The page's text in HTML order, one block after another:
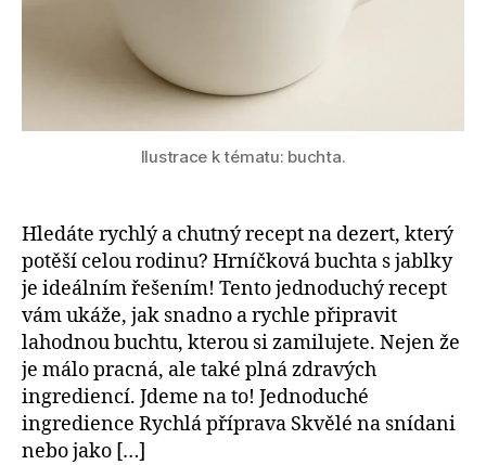
Ilustrace k tématu: buchta.
Hledáte rychlý a chutný recept na dezert, který
potěší celou rodinu? Hrníčková buchta s jablky
je ideálním řešením! Tento jednoduchý recept
vám ukáže, jak snadno a rychle připravit
lahodnou buchtu, kterou si zamilujete. Nejen že
je málo pracná, ale také plná zdravých
ingrediencí. Jdeme na to! Jednoduché
ingredience Rychlá příprava Skvělé na snídani
nebo jako […]